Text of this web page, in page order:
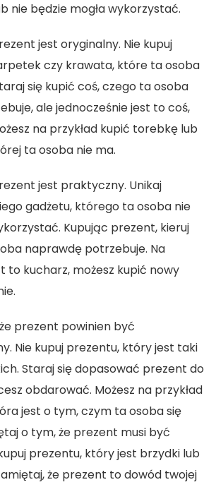
nie będzie mogła wykorzystać.
jest oryginalny. Nie kupuj
czy krawata, które ta osoba
się kupić coś, czego ta osoba
ale jednocześnie jest to coś,
na przykład kupić torebkę lub
ta osoba nie ma.
jest praktyczny. Unikaj
gadżetu, którego ta osoba nie
Kupując prezent, kieruj
naprawdę potrzebuje. Na
to kucharz, możesz kupić nowy
prezent powinien być
Nie kupuj prezentu, który jest taki
Staraj się dopasować prezent do
obdarować. Możesz na przykład
jest o tym, czym ta osoba się
o tym, że prezent musi być
prezentu, który jest brzydki lub
że prezent to dowód twojej